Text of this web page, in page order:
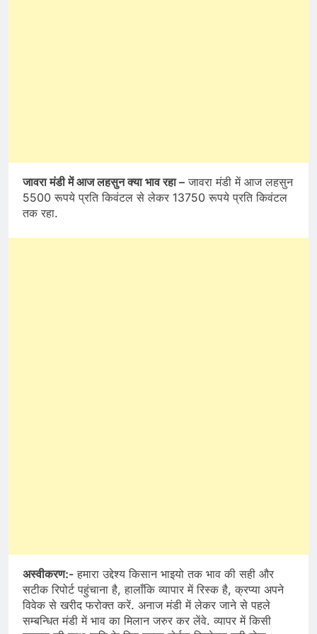
जावरा मंडी में आज लहसुन क्या भाव रहा – जावरा मंडी में आज लहसुन
5500 रूपये प्रति किवंटल से लेकर 13750 रूपये प्रति किवंटल
तक रहा.
अस्वीकरण:- हमारा उद्देश्य किसान भाइयो तक भाव की सही और
सटीक रिपोर्ट पहुंचाना है, हालाँकि व्यापार में रिस्क है, क्रप्या अपने
विवेक से खरीद फरोक्त करें. अनाज मंडी में लेकर जाने से पहले
सम्बन्धित मंडी में भाव का मिलान जरुर कर लेंवे. व्यापर में किसी